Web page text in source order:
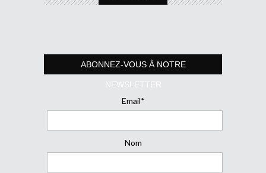
ABONNEZ-VOUS À NOTRE
NEWSLETTER
Email*
Nom